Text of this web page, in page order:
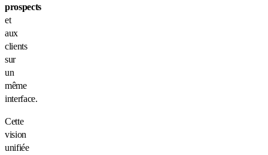
prospects
et
aux
clients
sur
un
même
interface.
Cette
vision
unifiée